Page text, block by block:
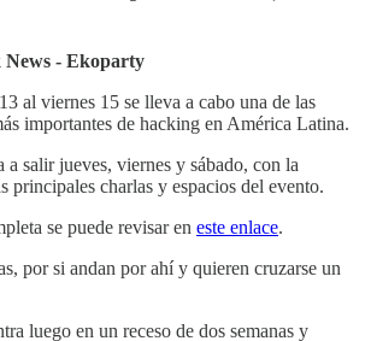
News - Ekoparty
al viernes 15 se lleva a cabo una de las
importantes de hacking en América Latina.
a salir jueves, viernes y sábado, con la
principales charlas y espacios del evento.
se puede revisar en este enlace.
por si andan por ahí y quieren cruzarse un
luego en un receso de dos semanas y